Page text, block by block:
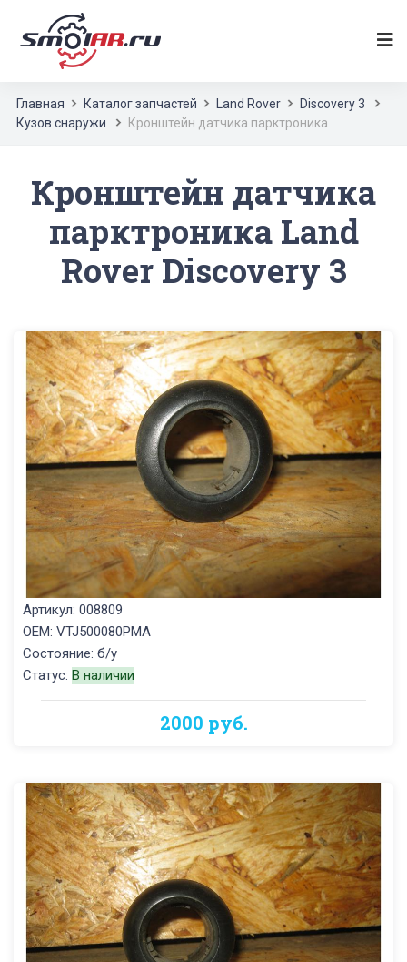
Главная Каталог запчастей Land Rover
Discovery 3
Кузов снаружи
Кронштейн датчика парктроника
Кронштейн датчика
парктроника Land
Rover Discovery 3
Артикул: 008809
OEM: VTJ500080PMA
Состояние: б/у
Статус: В наличии
2000 руб.